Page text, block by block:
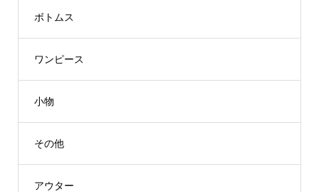
ボトムス
ワンピース
小物
その他
アウター